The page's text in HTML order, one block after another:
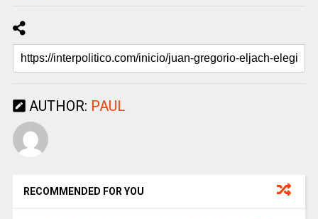
AUTHOR: PAUL
RECOMMENDED FOR YOU